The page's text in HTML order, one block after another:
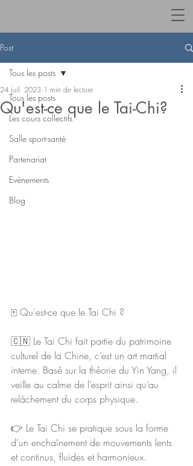
Post
Tous les posts
Les cours collectifs
Salle sport-santé
Partenariat
Evènements
Blog
Tous les posts
Qu'est-ce que le Tai-Chi?
24 juil. 2023 1 min de lecture
🀄️ Qu'est-ce que le Tai Chi ?
🇨🇳 Le Tai Chi fait partie du patrimoine
culturel de la Chine, c’est un art martial
interne. Basé sur la théorie du Yin Yang, il
veille au calme de l’esprit ainsi qu’au
relâchement du corps physique.
👉 Le Tai Chi se pratique sous la forme
d’un enchaînement de mouvements lents
et continus, fluides et harmonieux.